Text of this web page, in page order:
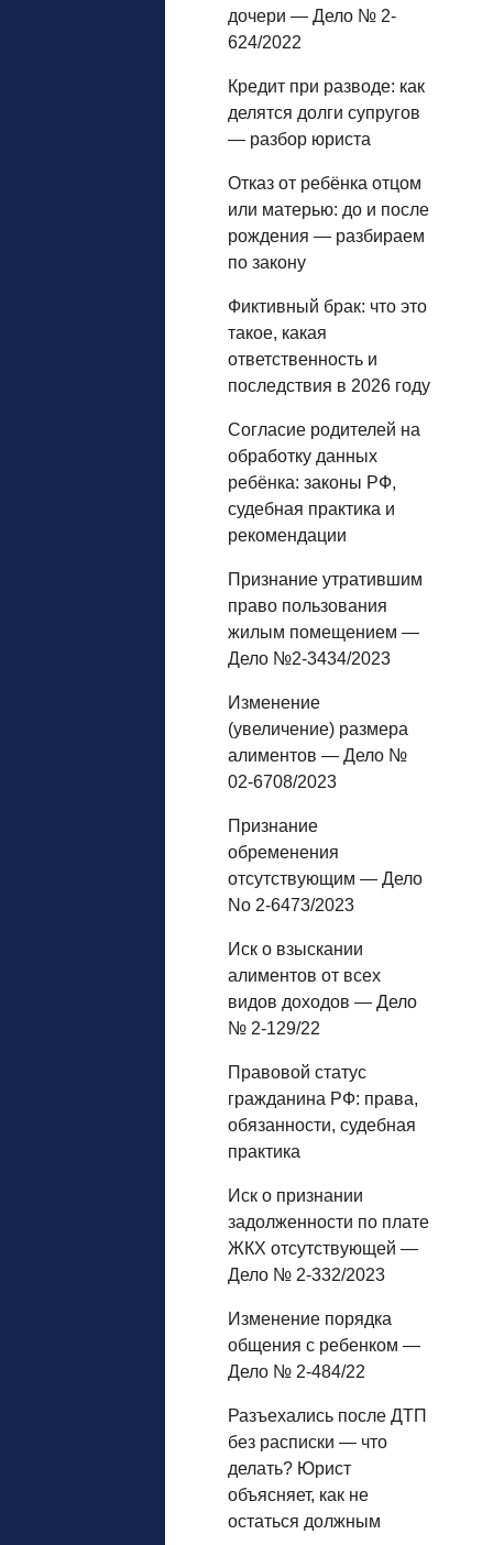
дочери — Дело № 2-
624/2022
Кредит при разводе: как
делятся долги супругов
— разбор юриста
Отказ от ребёнка отцом
или матерью: до и после
рождения — разбираем
по закону
Фиктивный брак: что это
такое, какая
ответственность и
последствия в 2026 году
Согласие родителей на
обработку данных
ребёнка: законы РФ,
судебная практика и
рекомендации
Признание утратившим
право пользования
жилым помещением —
Дело №2-3434/2023
Изменение
(увеличение) размера
алиментов — Дело №
02-6708/2023
Признание
обременения
отсутствующим — Дело
No 2-6473/2023
Иск о взыскании
алиментов от всех
видов доходов — Дело
№ 2-129/22
Правовой статус
гражданина РФ: права,
обязанности, судебная
практика
Иск о признании
задолженности по плате
ЖКХ отсутствующей —
Дело № 2-332/2023
Изменение порядка
общения с ребенком —
Дело № 2-484/22
Разъехались после ДТП
без расписки — что
делать? Юрист
объясняет, как не
остаться должным